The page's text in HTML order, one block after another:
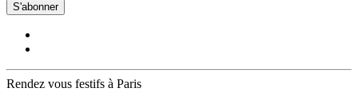
S'abonner
Rendez vous festifs à Paris